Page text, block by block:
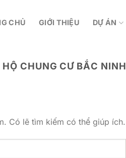
CHỦ GIỚI THIỆU DỰ ÁN
CHUNG CƯ BẮC NINH
Có lẽ tìm kiếm có thể giúp ích.